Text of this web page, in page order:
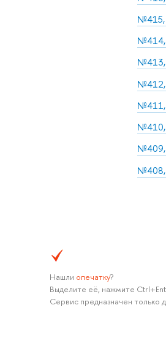
№415,
№414,
№413,
№412,
№411,
№410,
№409,
№408,
Нашли опечатку?
Выделите её, нажмите
Сервис предназначен только